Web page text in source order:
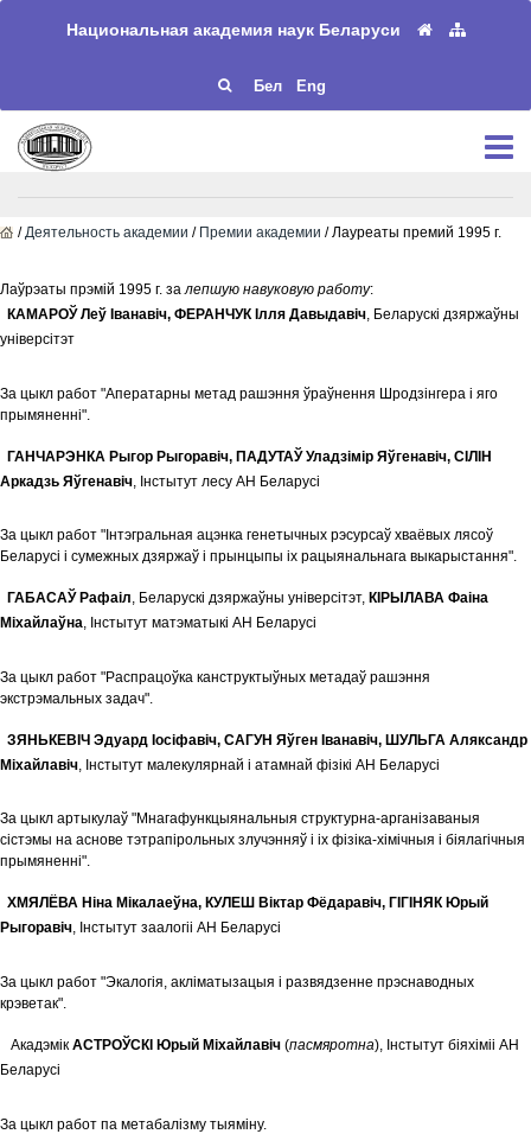
Национальная академия наук Беларуси
Бел Eng
/Деятельность академии / Премии академии / Лауреаты премий 1995 г.
Лаўрэаты прэмій 1995 г. залепшую навуковую работу:
КАМАРОЎ Леў Iванавіч, ФЕРАНЧУК Iлля Давыдавiч, Беларускi дзяржаўны
унiверсiтэт
За цыкл работ "Аператарны метад рашэння ўраўнення Шродзiнгера i яго
прымяненнi".
ГАНЧАРЭНКА Рыгор Рыгоравiч, ПАДУТАЎ Уладзiмiр Яўгенавiч, СIЛIН
Аркадзь Яўгенавiч , Інстытут лесу АН Беларусi
За цыкл работ "Iнтэгральная ацэнка генетычных рэсурсаў хваёвых лясоў
Беларусi i сумежных дзяржаў i прынцыпы iх рацыянальнага выкарыстання".
ГАБАСАЎ Рафаіл, Беларускi дзяржаўны унiверсiтэт, КIРЫЛАВА Фаіна
Міхайлаўна, Інстытут матэматыкі АН Беларусi
За цыкл работ "Распрацоўка канструктыўных метадаў рашэння
экстрэмальных задач".
ЗЯНЬКЕВIЧ Эдуард Iосiфавiч, САГУН Яўген Iванавiч, ШУЛЬГА Аляксандр
Мiхайлавiч , Iнстытут малекулярнай i атамнай фiзiкi АН Беларусi
За цыкл артыкулаў "Мнaгафункцыянальныя структурна-арганiзаваныя
сiстэмы на аснове тэтрапiрольных злучэнняў i iх фiзiка-хiмiчныя i бiялагiчныя
прымяненнi".
ХМЯЛЁВА Ніна Мікалаеўна, КУЛЕШ Віктар Фёдаравіч, ГIГIНЯК Юрый
Рыгоравіч, Iнстытут заалогii АН Беларусi
За цыкл работ "Экалогiя, аклiматызацыя i развядзенне прэснаводных
крэветак".
Акадэмік АСТРОЎСКІ Юрый Міхайлавіч (пасмяротна), Інстытут біяхіміі АН
Беларусi
За цыкл работ па метабалізму тыяміну.